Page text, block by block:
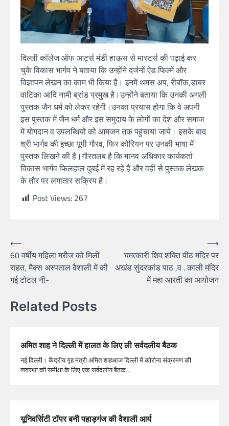
दिल्ली कॉलेज ऑफ आर्ट्स मंडी हाऊस से मास्टर्स की पढ़ाई कर
चुके विकास भार्गव ने बताया कि उन्होंने दर्जनों ऐड फिल्में और
विज्ञापन लेखन का काम भी किया है। इनमें थमस अप, रीबॉक,डाबर
वाटिका आदि नामी ब्रांड प्रमुख है।उन्होंने बताया कि उनकी अगली
पुस्तक जैन धर्म को लेकर रहेगी।उनका प्रयास होगा कि वे अपनी
इस पुस्तक में जैन धर्म और इस समुदाय के लोगों का देश और समाज
में योगदान व उपलब्धियों को आमजन तक पहुंचाया जाये। इसके बाद
श्री भार्गव की इच्छा यूपी गौरव, फिर कोरियन पर उनकी भाषा में
पुस्तक लिखने की है।गौरतलब है कि मानव अधिकार कार्यकर्ता
विकास भार्गव फिलहाल दुबई में रह रहे हैं और वहीं से पुस्तक लेखक
के तौर पर लगातार सक्रिय है।
Post Views: 267
⟵
60 वर्षीय महिला मरीज को मिली
राहत, मैक्स अस्पताल वैशाली में की
गई टोटल नी-
चमत्कारी शिव शक्ति पीठ मंदिर पर
अखंड सुंदरकांड पाठ ,व . काली मंदिर
में महा आरती का आयोजन
⟶
Related Posts
अमित शाह ने दिल्ली में हालत के लिए ली सर्वदलीय बैठक
नई दिल्ली। केंद्रीय गृह मंत्री अमित शाहआज दिल्ली में कोरोना संक्रमण की
व्यवस्था की समीक्षा के लिए एक सर्वदलीय बैठक…
यूनिवर्सिटी टॉपर बनी पहाड़गंज की वैशाली आर्य